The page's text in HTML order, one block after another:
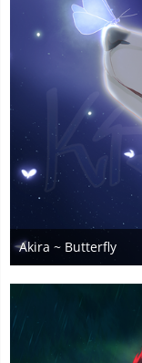
Akira ~ Butterfly
28. Mai 2026
3